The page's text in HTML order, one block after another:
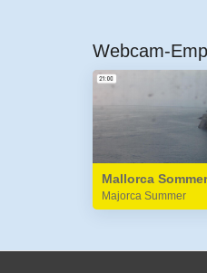
Webcam-
Mallorca Sommer
Majorca Summer